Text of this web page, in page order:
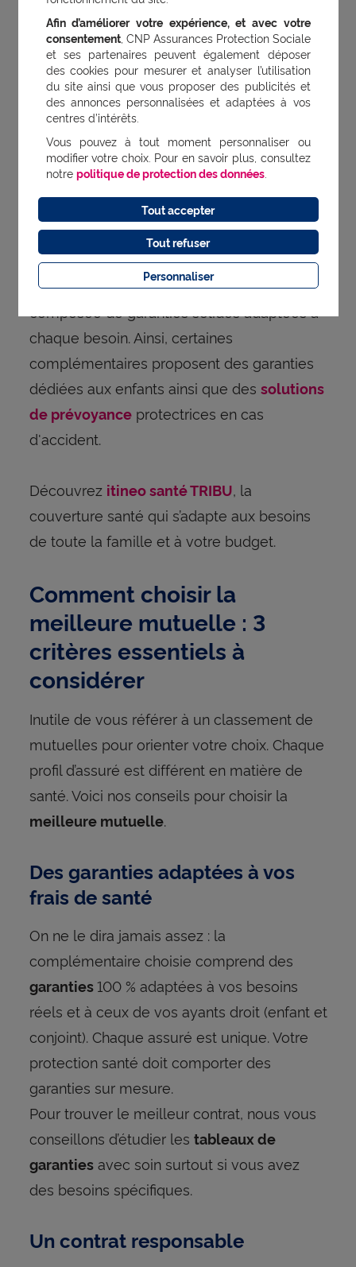
vue ?
Votre fils adolescent doit porter un
appareil dentaire ?
Votre conjoint a des problèmes de dos
Vous souhaitez consulter un médecin
dermatologue ?
Avec unemutuelle famille, petits et grands
sont couverts avec une protection santé
composée de garanties solides adaptées à
chaque besoin. Ainsi, certaines
complémentaires proposent des garanties
dédiées aux enfants ainsi que des solutions
de prévoyanceprotectrices en cas
d'accident.
Découvrez itineo santé TRIBU, la
couverture santé qui s’adapte aux besoins
de toute la famille et à votre budget.
Comment choisir la
meilleure mutuelle : 3
critères essentiels à
considérer
Inutile de vous référer à un classement de
mutuelles pour orienter votre choix. Chaque
profil d’assuré est différent en matière de
santé. Voici nos conseils pour choisir la
meilleure mutuelle.
Des garanties adaptées à vos
frais de santé
On ne le dira jamais assez : la
complémentaire choisie comprend des
garanties100 % adaptées à vos besoins
réels et à ceux de vos ayants droit (enfant et
conjoint). Chaque assuré est unique. Votre
protection santé doit comporter des
garanties sur mesure.
Pour trouver le meilleur contrat, nous vous
conseillons d’étudier les tableaux de
garantiesavec soin surtout si vous avez
des besoins spécifiques.
Un contrat responsable
Afin d’améliorer votre expérience, et avec votre
consentement, CNP Assurances Protection Sociale
et ses partenaires peuvent également déposer
des cookies pour mesurer et analyser l’utilisation
du site ainsi que vous proposer des publicités et
des annonces personnalisées et adaptées à vos
centres d’intérêts.
Vous pouvez à tout moment personnaliser ou
modifier votre choix. Pour en savoir plus, consultez
notre politique de protection des données.
Personnaliser
Tout refuser
Tout accepter